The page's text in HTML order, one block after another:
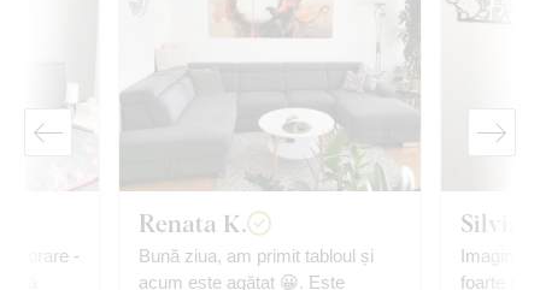
-
Renata K.
Bună ziua, am primit tabloul și
acum este agățat 😀. Este
Silvia
Imaginile
foarte